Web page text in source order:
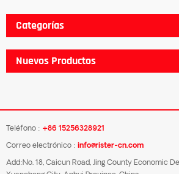
Categorías
Nuevos Productos
Teléfono : +86 15256328921
Correo electrónico : info@rister-cn.com
Add:No. 18, Caicun Road, Jing County Economic